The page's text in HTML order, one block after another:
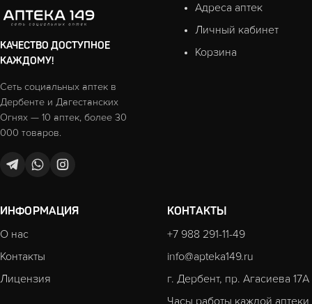
КАЧЕСТВО ДОСТУПНОЕ
КАЖДОМУ!
Сеть социальных аптек в
Дербенте и Дагестанских
Огнях — 10 аптек, более 30
000 товаров.
Адреса аптек
Личный кабинет
Корзина
ИНФОРМАЦИЯ
О нас
Контакты
Лицензия
КОНТАКТЫ
+7 988 291-11-49
info@apteka149.ru
г. Дербент, пр. Агасиева 17А
Часы работы каждой аптеки